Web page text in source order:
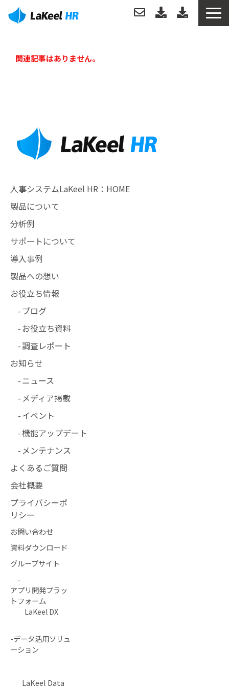
導入事例
サポートについて
お知らせ
関連記事はありません。
人事システムLaKeel HR：HOME
製品について
分析例
サポートについて
導入事例
製品への想い
お役立ち情報
ブログ
お役立ち資料
調査レポート
お知らせ
ニュース
メディア掲載
イベント
機能アップデート
メンテナンス
よくあるご質問
会社概要
プライバシーポ
リシー
お問い合わせ
資料ダウンロード
グループサイト
-
アプリ開発プラッ
トフォーム
LaKeel DX
-データ活用ソリュ
ーション
LaKeel Data